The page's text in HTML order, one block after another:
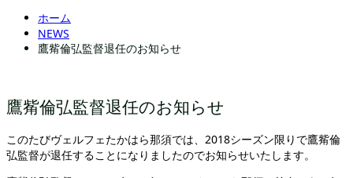
ホーム
NEWS
鷹觜倫弘監督退任のお知らせ
鷹觜倫弘監督退任のお知らせ
このたびヴェルフェたかはら那須では、2018シーズン限りで鷹觜倫
弘監督が退任することになりましたのでお知らせいたします。